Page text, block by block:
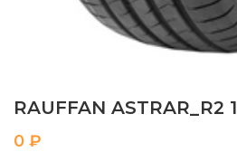
RAUFFAN ASTRAR_R2
₽